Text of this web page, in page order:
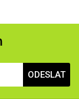
ODESLAT